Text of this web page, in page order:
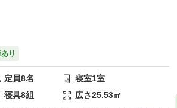
り
定員8名 寝室1室
寝具8組 広さ25.53㎡